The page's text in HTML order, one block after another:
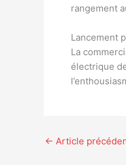
rangement
Lancement
La
électrique
← Article